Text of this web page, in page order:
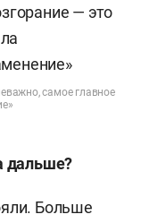
самое главное
дальше?
Больше